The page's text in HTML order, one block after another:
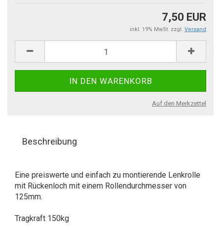
7,50 EUR
inkl. 19% MwSt. zzgl. Versand
Auf den Merkzettel
Beschreibung
Eine preiswerte und einfach zu montierende Lenkrolle
mit Rückenloch mit einem Rollendurchmesser von
125mm.
Tragkraft 150kg